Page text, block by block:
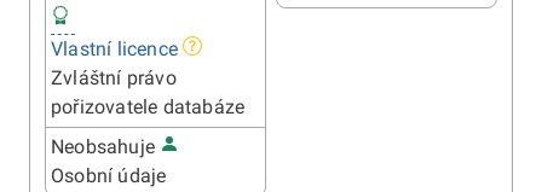
Vlastní licence
Zvláštní právo
pořizovatele databáze
Neobsahuje
Osobní údaje